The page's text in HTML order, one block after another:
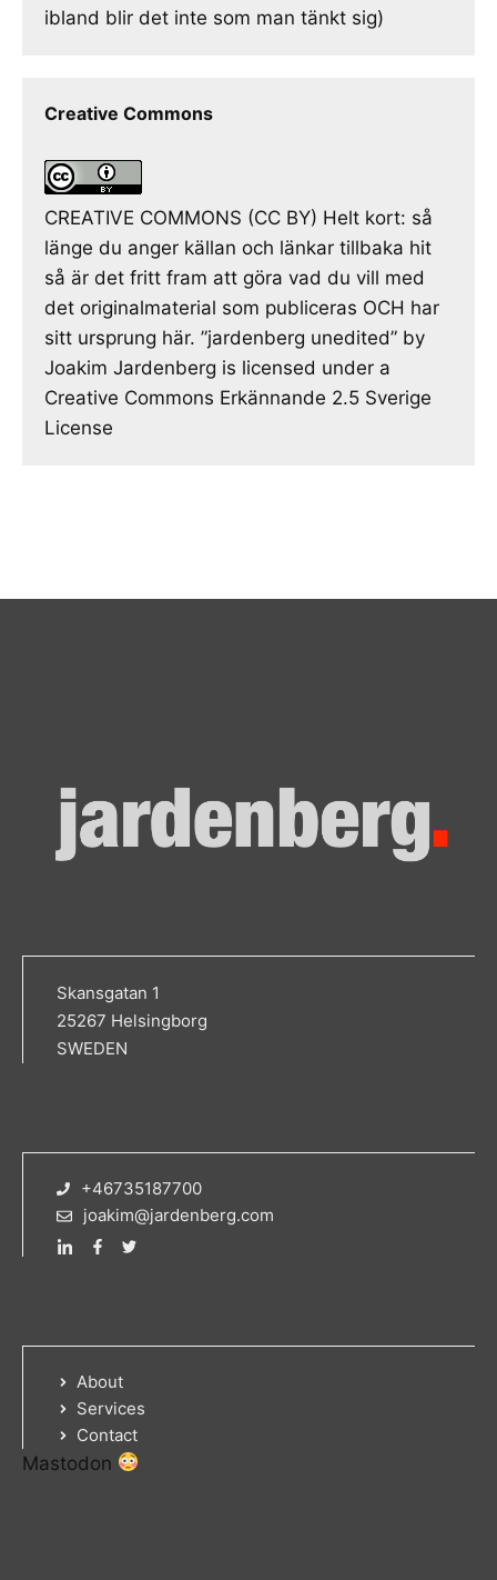
ibland blir det inte som man tänkt sig)
Creative Commons
CREATIVE COMMONS (CC BY) Helt kort: så
länge du anger källan och länkar tillbaka hit
så är det fritt fram att göra vad du vill med
det originalmaterial som publiceras OCH har
sitt ursprung här. ”jardenberg unedited” by
Joakim Jardenberg is licensed under a
Creative Commons Erkännande 2.5 Sverige
License
Skansgatan 1
25267 Helsingborg
SWEDEN
+46735187700
joakim@jardenberg.com
About
Services
Contact
Mastodon